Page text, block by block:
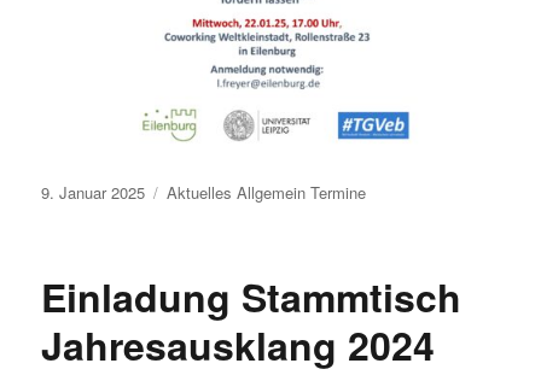
Veröffentlicht
9. Januar 2025 Aktuelles Allgemein Termine
Einladung Stammtisch
Jahresausklang 2024